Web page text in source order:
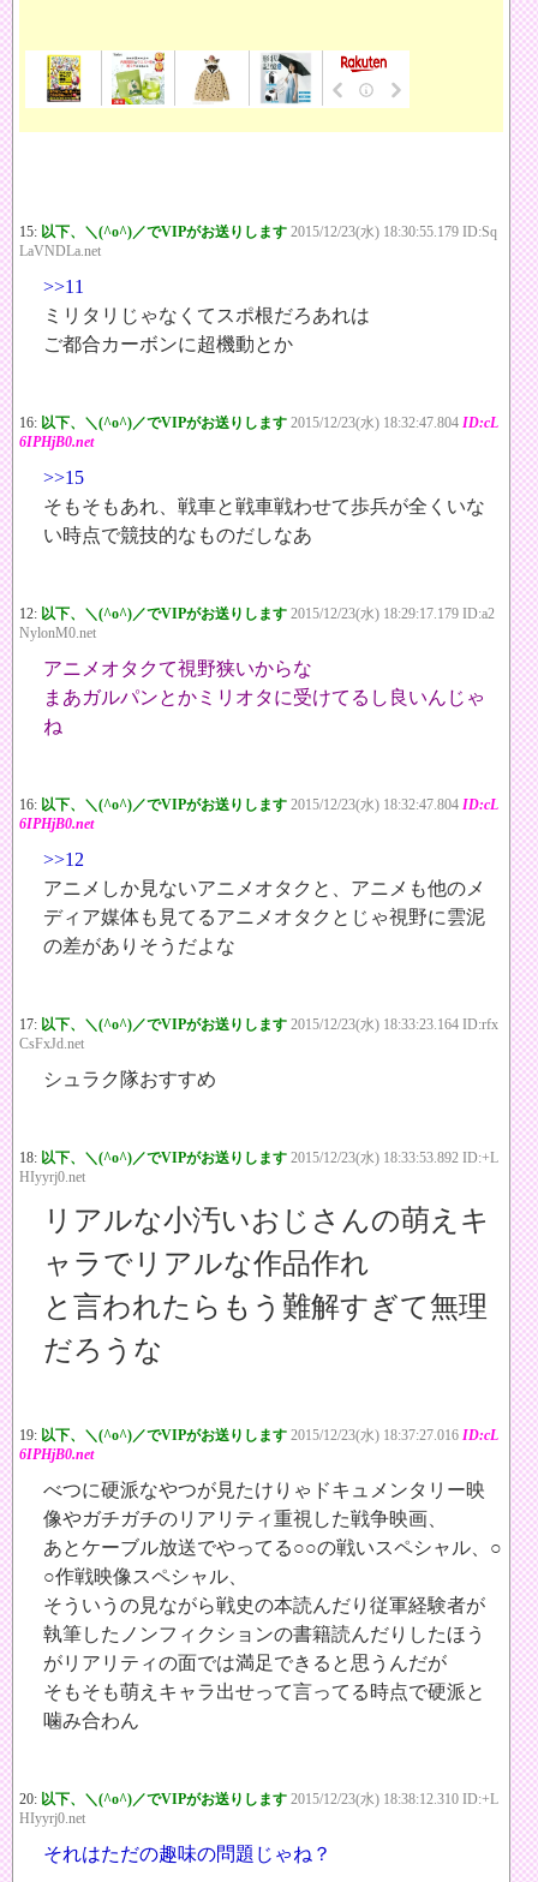
15: 以下、＼(^o^)／でVIPがお送りします 2015/12/23(水) 18:30:55.179 ID:Sq
LaVNDLa.net
>>11
ミリタリじゃなくてスポ根だろあれは
ご都合カーボンに超機動とか
16: 以下、＼(^o^)／でVIPがお送りします 2015/12/23(水) 18:32:47.804 ID:cL
6IPHjB0.net
>>15
そもそもあれ、戦車と戦車戦わせて歩兵が全くいな
い時点で競技的なものだしなあ
12: 以下、＼(^o^)／でVIPがお送りします 2015/12/23(水) 18:29:17.179 ID:a2
NylonM0.net
アニメオタクて視野狭いからな
まあガルパンとかミリオタに受けてるし良いんじゃ
ね
16: 以下、＼(^o^)／でVIPがお送りします 2015/12/23(水) 18:32:47.804 ID:cL
6IPHjB0.net
>>12
アニメしか見ないアニメオタクと、アニメも他のメ
ディア媒体も見てるアニメオタクとじゃ視野に雲泥
の差がありそうだよな
17: 以下、＼(^o^)／でVIPがお送りします 2015/12/23(水) 18:33:23.164 ID:rfx
CsFxJd.net
シュラク隊おすすめ
18: 以下、＼(^o^)／でVIPがお送りします 2015/12/23(水) 18:33:53.892 ID:+L
HIyyrj0.net
リアルな小汚いおじさんの萌えキ
ャラでリアルな作品作れ
と言われたらもう難解すぎて無理
だろうな
19: 以下、＼(^o^)／でVIPがお送りします 2015/12/23(水) 18:37:27.016 ID:cL
6IPHjB0.net
べつに硬派なやつが見たけりゃドキュメンタリー映
像やガチガチのリアリティ重視した戦争映画、
あとケーブル放送でやってる○○の戦いスペシャル、○
○作戦映像スペシャル、
そういうの見ながら戦史の本読んだり従軍経験者が
執筆したノンフィクションの書籍読んだりしたほう
がリアリティの面では満足できると思うんだが
そもそも萌えキャラ出せって言ってる時点で硬派と
噛み合わん
20: 以下、＼(^o^)／でVIPがお送りします 2015/12/23(水) 18:38:12.310 ID:+L
HIyyrj0.net
それはただの趣味の問題じゃね？